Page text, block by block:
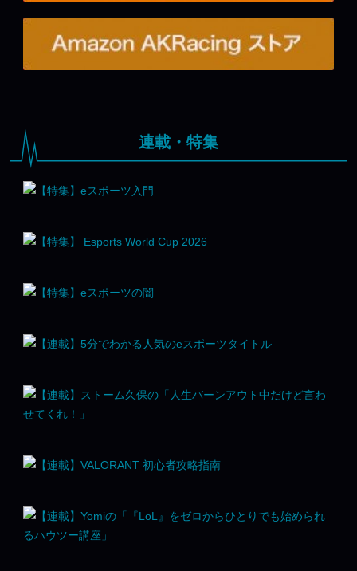
連載・特集